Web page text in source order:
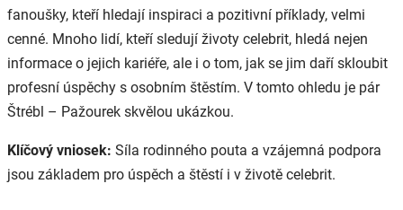
fanoušky, kteří hledají inspiraci a pozitivní příklady, velmi
cenné. Mnoho lidí, kteří sledují životy celebrit, hledá nejen
informace o jejich kariéře, ale i o tom, jak se jim daří skloubit
profesní úspěchy s osobním štěstím. V tomto ohledu je pár
Štrébl – Pažourek skvělou ukázkou.
Klíčový vniosek: Síla rodinného pouta a vzájemná podpora
jsou základem pro úspěch a štěstí i v životě celebrit.